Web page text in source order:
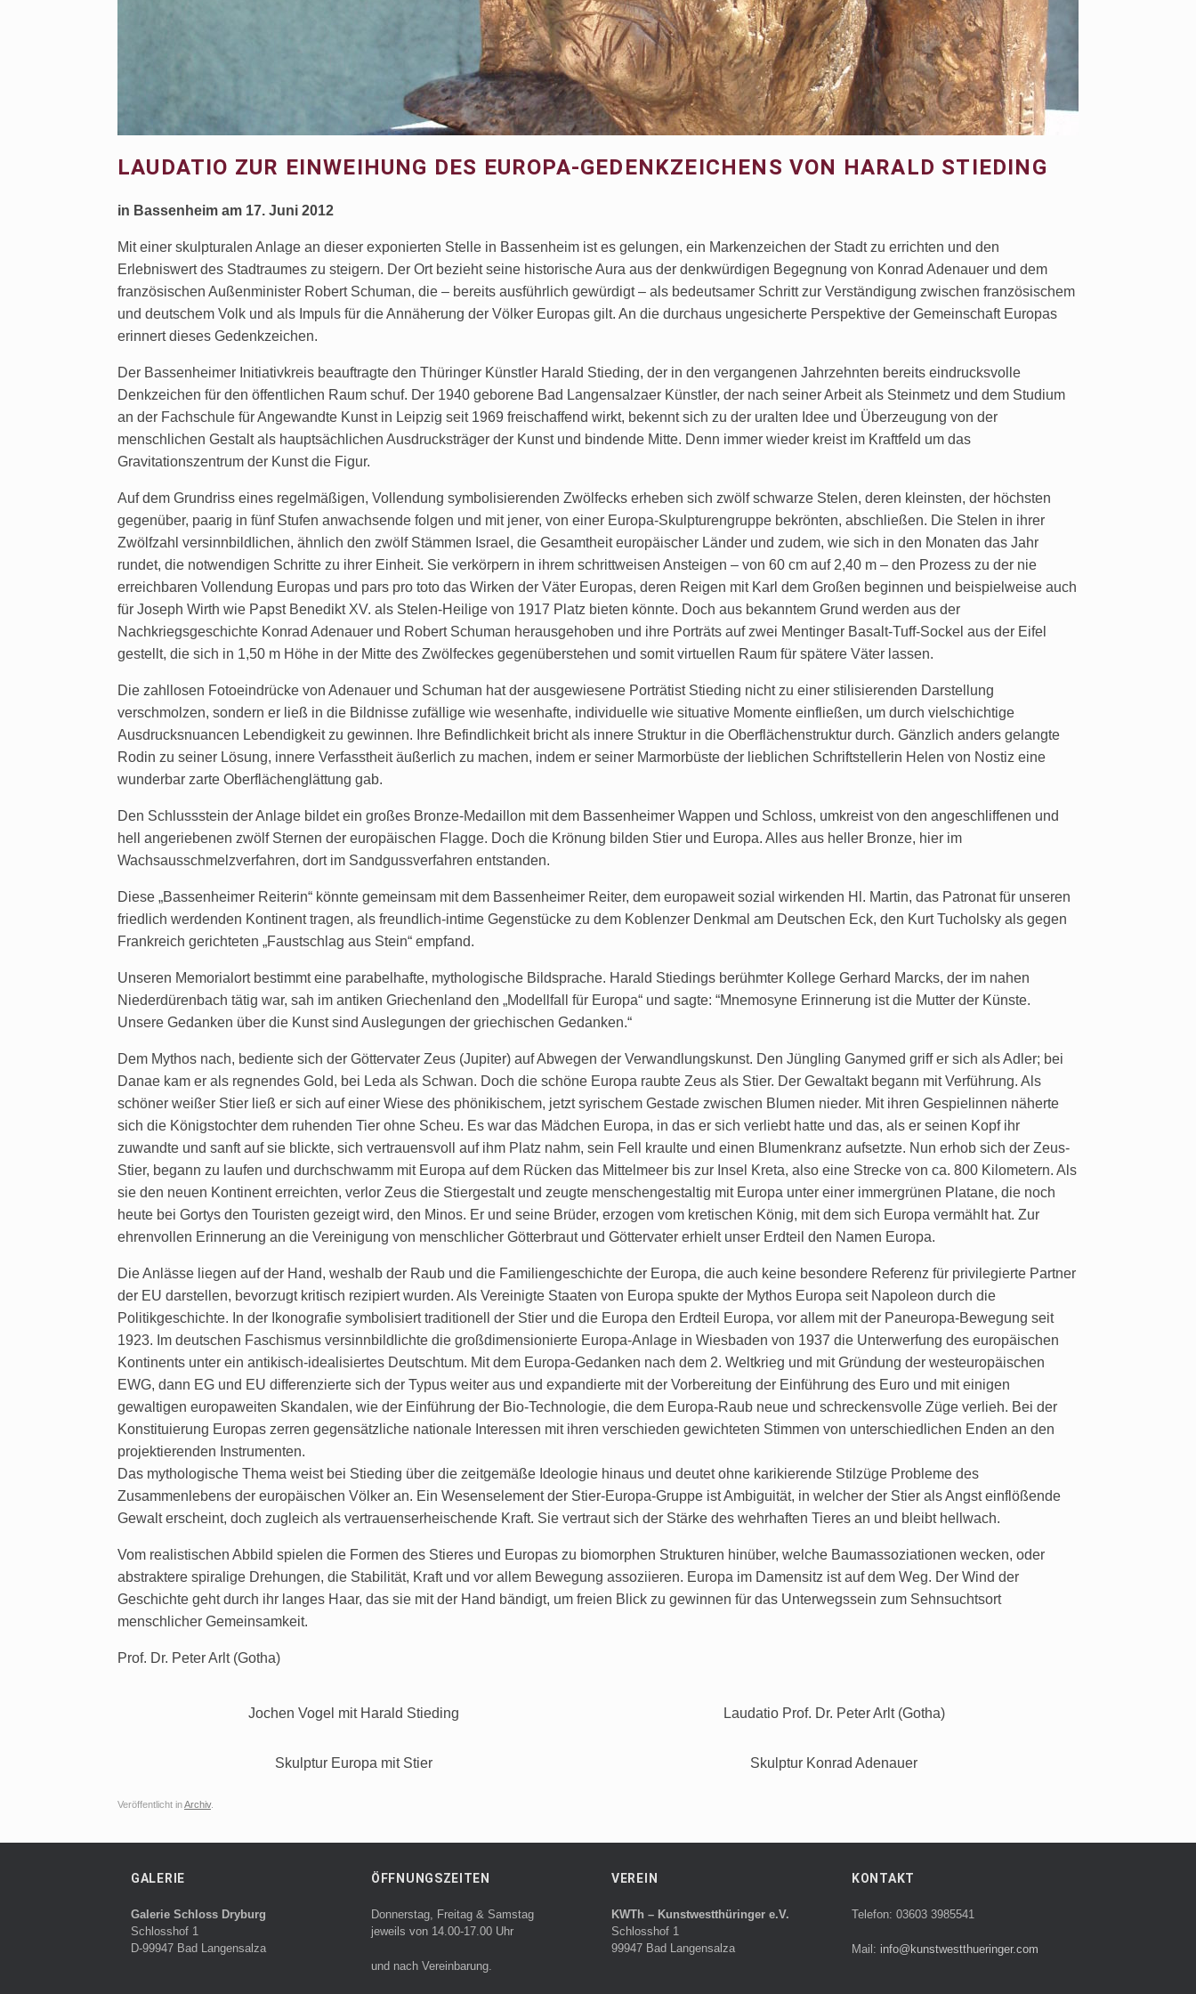
LAUDATIO ZUR EINWEIHUNG DES EUROPA-GEDENKZEICHENS VON HARALD STIEDING
in Bassenheim am 17. Juni 2012
Mit einer skulpturalen Anlage an dieser exponierten Stelle in Bassenheim ist es gelungen, ein Markenzeichen der Stadt zu errichten und den
Erlebniswert des Stadtraumes zu steigern. Der Ort bezieht seine historische Aura aus der denkwürdigen Begegnung von Konrad Adenauer und dem
französischen Außenminister Robert Schuman, die – bereits ausführlich gewürdigt – als bedeutsamer Schritt zur Verständigung zwischen französischem
und deutschem Volk und als Impuls für die Annäherung der Völker Europas gilt. An die durchaus ungesicherte Perspektive der Gemeinschaft Europas
erinnert dieses Gedenkzeichen.
Der Bassenheimer Initiativkreis beauftragte den Thüringer Künstler Harald Stieding, der in den vergangenen Jahrzehnten bereits eindrucksvolle
Denkzeichen für den öffentlichen Raum schuf. Der 1940 geborene Bad Langensalzaer Künstler, der nach seiner Arbeit als Steinmetz und dem Studium
an der Fachschule für Angewandte Kunst in Leipzig seit 1969 freischaffend wirkt, bekennt sich zu der uralten Idee und Überzeugung von der
menschlichen Gestalt als hauptsächlichen Ausdrucksträger der Kunst und bindende Mitte. Denn immer wieder kreist im Kraftfeld um das
Gravitationszentrum der Kunst die Figur.
Auf dem Grundriss eines regelmäßigen, Vollendung symbolisierenden Zwölfecks erheben sich zwölf schwarze Stelen, deren kleinsten, der höchsten
gegenüber, paarig in fünf Stufen anwachsende folgen und mit jener, von einer Europa-Skulpturengruppe bekrönten, abschließen. Die Stelen in ihrer
Zwölfzahl versinnbildlichen, ähnlich den zwölf Stämmen Israel, die Gesamtheit europäischer Länder und zudem, wie sich in den Monaten das Jahr
rundet, die notwendigen Schritte zu ihrer Einheit. Sie verkörpern in ihrem schrittweisen Ansteigen – von 60 cm auf 2,40 m – den Prozess zu der nie
erreichbaren Vollendung Europas und pars pro toto das Wirken der Väter Europas, deren Reigen mit Karl dem Großen beginnen und beispielweise auch
für Joseph Wirth wie Papst Benedikt XV. als Stelen-Heilige von 1917 Platz bieten könnte. Doch aus bekanntem Grund werden aus der
Nachkriegsgeschichte Konrad Adenauer und Robert Schuman herausgehoben und ihre Porträts auf zwei Mentinger Basalt-Tuff-Sockel aus der Eifel
gestellt, die sich in 1,50 m Höhe in der Mitte des Zwölfeckes gegenüberstehen und somit virtuellen Raum für spätere Väter lassen.
Die zahllosen Fotoeindrücke von Adenauer und Schuman hat der ausgewiesene Porträtist Stieding nicht zu einer stilisierenden Darstellung
verschmolzen, sondern er ließ in die Bildnisse zufällige wie wesenhafte, individuelle wie situative Momente einfließen, um durch vielschichtige
Ausdrucksnuancen Lebendigkeit zu gewinnen. Ihre Befindlichkeit bricht als innere Struktur in die Oberflächenstruktur durch. Gänzlich anders gelangte
Rodin zu seiner Lösung, innere Verfasstheit äußerlich zu machen, indem er seiner Marmorbüste der lieblichen Schriftstellerin Helen von Nostiz eine
wunderbar zarte Oberflächenglättung gab.
Den Schlussstein der Anlage bildet ein großes Bronze-Medaillon mit dem Bassenheimer Wappen und Schloss, umkreist von den angeschliffenen und
hell angeriebenen zwölf Sternen der europäischen Flagge. Doch die Krönung bilden Stier und Europa. Alles aus heller Bronze, hier im
Wachsausschmelzverfahren, dort im Sandgussverfahren entstanden.
Diese „Bassenheimer Reiterin“ könnte gemeinsam mit dem Bassenheimer Reiter, dem europaweit sozial wirkenden Hl. Martin, das Patronat für unseren
friedlich werdenden Kontinent tragen, als freundlich-intime Gegenstücke zu dem Koblenzer Denkmal am Deutschen Eck, den Kurt Tucholsky als gegen
Frankreich gerichteten „Faustschlag aus Stein“ empfand.
Unseren Memorialort bestimmt eine parabelhafte, mythologische Bildsprache. Harald Stiedings berühmter Kollege Gerhard Marcks, der im nahen
Niederdürenbach tätig war, sah im antiken Griechenland den „Modellfall für Europa“ und sagte: “Mnemosyne Erinnerung ist die Mutter der Künste.
Unsere Gedanken über die Kunst sind Auslegungen der griechischen Gedanken.“
Dem Mythos nach, bediente sich der Göttervater Zeus (Jupiter) auf Abwegen der Verwandlungskunst. Den Jüngling Ganymed griff er sich als Adler; bei
Danae kam er als regnendes Gold, bei Leda als Schwan. Doch die schöne Europa raubte Zeus als Stier. Der Gewaltakt begann mit Verführung. Als
schöner weißer Stier ließ er sich auf einer Wiese des phönikischem, jetzt syrischem Gestade zwischen Blumen nieder. Mit ihren Gespielinnen näherte
sich die Königstochter dem ruhenden Tier ohne Scheu. Es war das Mädchen Europa, in das er sich verliebt hatte und das, als er seinen Kopf ihr
zuwandte und sanft auf sie blickte, sich vertrauensvoll auf ihm Platz nahm, sein Fell kraulte und einen Blumenkranz aufsetzte. Nun erhob sich der Zeus-
Stier, begann zu laufen und durchschwamm mit Europa auf dem Rücken das Mittelmeer bis zur Insel Kreta, also eine Strecke von ca. 800 Kilometern. Als
sie den neuen Kontinent erreichten, verlor Zeus die Stiergestalt und zeugte menschengestaltig mit Europa unter einer immergrünen Platane, die noch
heute bei Gortys den Touristen gezeigt wird, den Minos. Er und seine Brüder, erzogen vom kretischen König, mit dem sich Europa vermählt hat. Zur
ehrenvollen Erinnerung an die Vereinigung von menschlicher Götterbraut und Göttervater erhielt unser Erdteil den Namen Europa.
Die Anlässe liegen auf der Hand, weshalb der Raub und die Familiengeschichte der Europa, die auch keine besondere Referenz für privilegierte Partner
der EU darstellen, bevorzugt kritisch rezipiert wurden. Als Vereinigte Staaten von Europa spukte der Mythos Europa seit Napoleon durch die
Politikgeschichte. In der Ikonografie symbolisiert traditionell der Stier und die Europa den Erdteil Europa, vor allem mit der Paneuropa-Bewegung seit
1923. Im deutschen Faschismus versinnbildlichte die großdimensionierte Europa-Anlage in Wiesbaden von 1937 die Unterwerfung des europäischen
Kontinents unter ein antikisch-idealisiertes Deutschtum. Mit dem Europa-Gedanken nach dem 2. Weltkrieg und mit Gründung der westeuropäischen
EWG, dann EG und EU differenzierte sich der Typus weiter aus und expandierte mit der Vorbereitung der Einführung des Euro und mit einigen
gewaltigen europaweiten Skandalen, wie der Einführung der Bio-Technologie, die dem Europa-Raub neue und schreckensvolle Züge verlieh. Bei der
Konstituierung Europas zerren gegensätzliche nationale Interessen mit ihren verschieden gewichteten Stimmen von unterschiedlichen Enden an den
projektierenden Instrumenten.
Das mythologische Thema weist bei Stieding über die zeitgemäße Ideologie hinaus und deutet ohne karikierende Stilzüge Probleme des
Zusammenlebens der europäischen Völker an. Ein Wesenselement der Stier-Europa-Gruppe ist Ambiguität, in welcher der Stier als Angst einflößende
Gewalt erscheint, doch zugleich als vertrauenserheischende Kraft. Sie vertraut sich der Stärke des wehrhaften Tieres an und bleibt hellwach.
Vom realistischen Abbild spielen die Formen des Stieres und Europas zu biomorphen Strukturen hinüber, welche Baumassoziationen wecken, oder
abstraktere spiralige Drehungen, die Stabilität, Kraft und vor allem Bewegung assoziieren. Europa im Damensitz ist auf dem Weg. Der Wind der
Geschichte geht durch ihr langes Haar, das sie mit der Hand bändigt, um freien Blick zu gewinnen für das Unterwegssein zum Sehnsuchtsort
menschlicher Gemeinsamkeit.
Prof. Dr. Peter Arlt (Gotha)
Jochen Vogel mit Harald Stieding Laudatio Prof. Dr. Peter Arlt (Gotha)
Skulptur Europa mit Stier Skulptur Konrad Adenauer
Veröffentlicht inArchiv.
GALERIE
Galerie Schloss Dryburg
Schlosshof 1
D-99947 Bad Langensalza
ÖFFNUNGSZEITEN
Donnerstag, Freitag & Samstag
jeweils von 14.00-17.00 Uhr
und nach Vereinbarung.
VEREIN
KWTh – Kunstwestthüringer e.V.
Schlosshof 1
99947 Bad Langensalza
KONTAKT
Telefon: 03603 3985541
Mail: info@kunstwestthueringer.com